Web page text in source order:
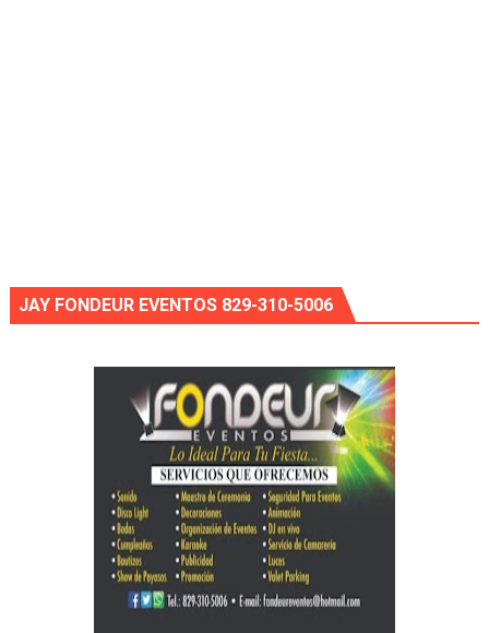
JAY FONDEUR EVENTOS 829-310-5006